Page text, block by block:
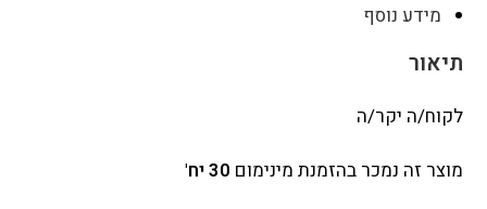
מידע נוסף
תיאור
לקוח/ה יקר/ה
מוצר זה נמכר בהזמנת מינימום30 יח'